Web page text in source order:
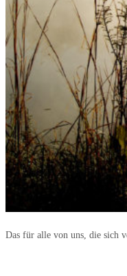
Das für alle von uns, die sich